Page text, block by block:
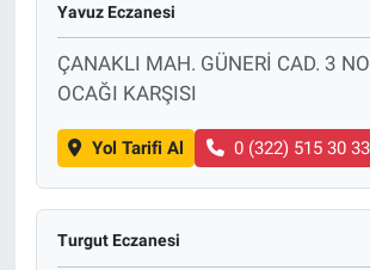
Yavuz Eczanesi
ÇANAKLI MAH. GÜNERİ CAD. 3
OCAĞI KARŞISI
Yol Tarifi Al 0 (322) 515 30 33
Turgut Eczanesi